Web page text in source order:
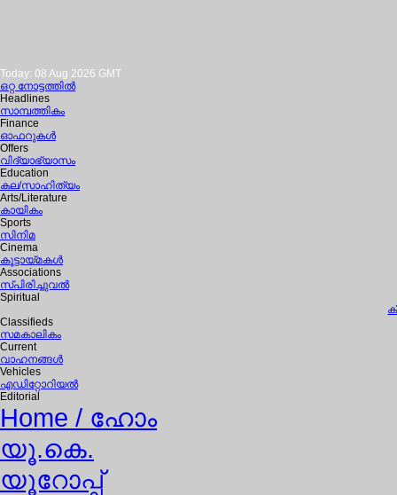
Today: 08 Aug 2026 GMT
ഒറ്റ നോട്ടത്തില്‍
Headlines
സാമ്പത്തികം
Finance
ഓഫറുകള്‍
Offers
വിദ്യാഭ്യാസം
Education
കല/സാഹിത്യം
Arts/Literature
കായികം
Sports
സിനിമ
Cinema
കൂട്ടായ്മകള്‍
Associations
സ്പിരിച്ചുവല്‍
Spiritual
Classifieds
സമകാലികം
Current
വാഹനങ്ങള്‍
Vehicles
എഡിറ്റോറിയല്‍
Editorial
Home / ഹോം
യൂ.കെ.
യൂറോപ്പ്